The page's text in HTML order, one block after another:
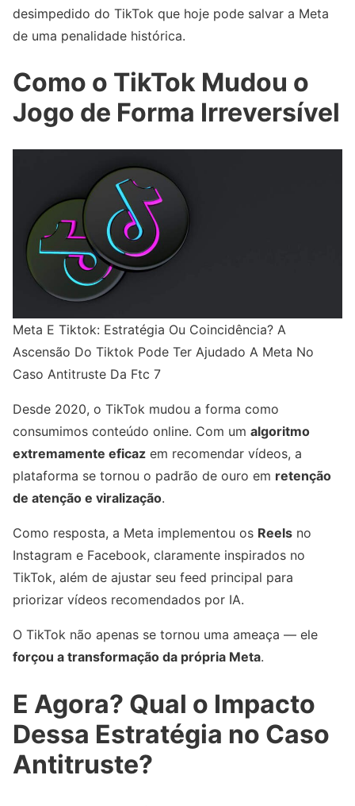
desimpedido do TikTok que hoje pode salvar a Meta
de uma penalidade histórica.
Como o TikTok Mudou o
Jogo de Forma Irreversível
Meta E Tiktok: Estratégia Ou Coincidência? A
Ascensão Do Tiktok Pode Ter Ajudado A Meta No
Caso Antitruste Da Ftc 7
Desde 2020, o TikTok mudou a forma como
consumimos conteúdo online. Com um algoritmo
extremamente eficaz em recomendar vídeos, a
plataforma se tornou o padrão de ouro em retenção
de atenção e viralização.
Como resposta, a Meta implementou os Reels no
Instagram e Facebook, claramente inspirados no
TikTok, além de ajustar seu feed principal para
priorizar vídeos recomendados por IA.
O TikTok não apenas se tornou uma ameaça — ele
forçou a transformação da própria Meta.
E Agora? Qual o Impacto
Dessa Estratégia no Caso
Antitruste?